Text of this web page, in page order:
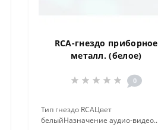
RCA-гнездо приборное
металл. (белое)
0
Тип гнездо RCAЦвет
белыйНазначение аудио-видео..